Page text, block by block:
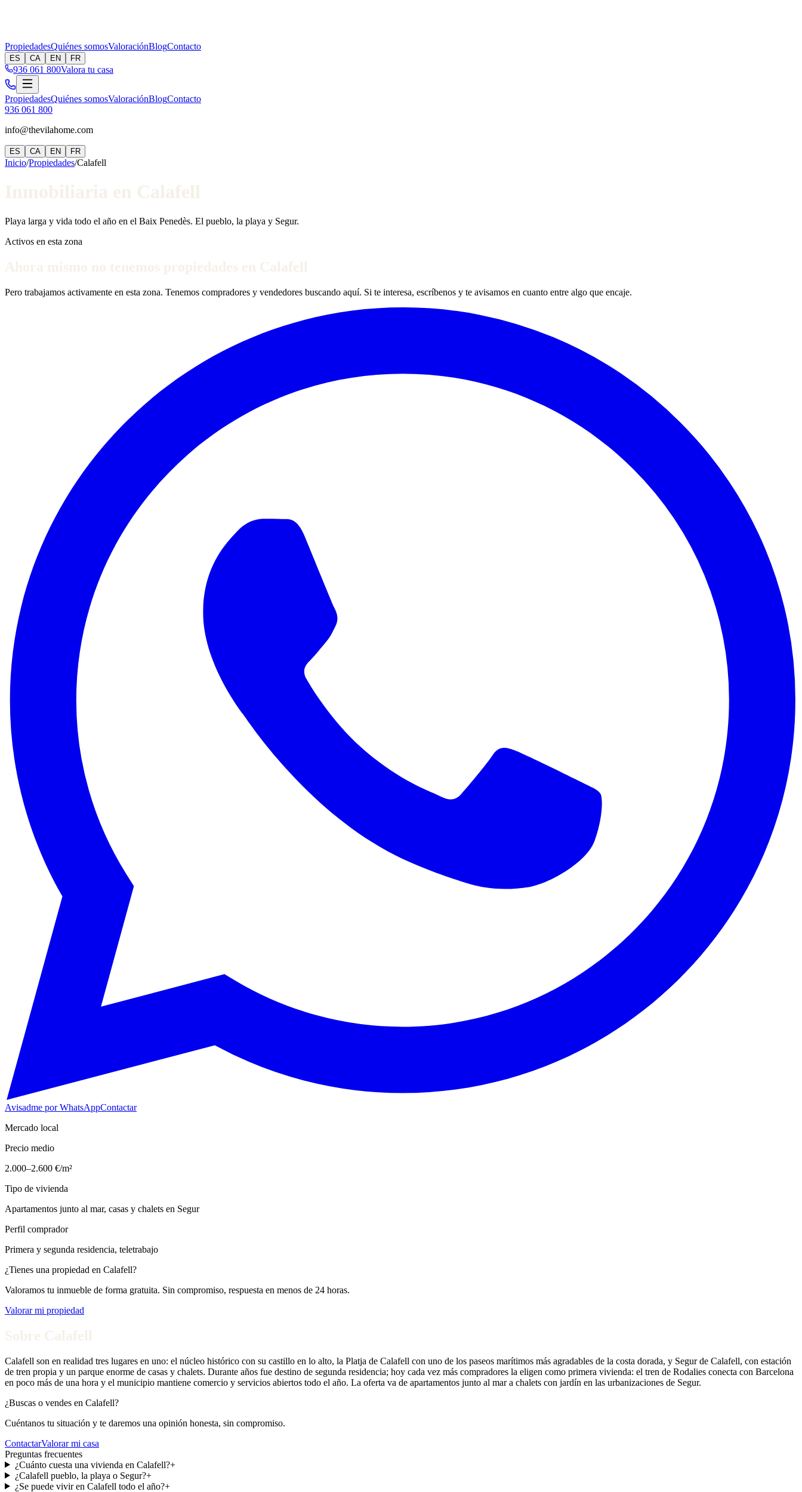
PropiedadesQuiénes somosValoraciónBlogContacto
ES CA EN FR
936 061 800Valora tu casa
PropiedadesQuiénes somosValoraciónBlogContacto
936 061 800
info@thevilahome.com
ES CA EN FR
Inicio/Propiedades/Calafell
Playa larga y vida todo el año en el Baix Penedès. El pueblo, la playa y Segur.
Activos en esta zona
Pero trabajamos activamente en esta zona. Tenemos compradores y vendedores buscando aquí. Si te interesa, escríbenos y te avisamos en cuanto entre algo que encaje.
Avisadme por WhatsAppContactar
Mercado local
Precio medio
2.000–2.600 €/m²
Tipo de vivienda
Apartamentos junto al mar, casas y chalets en Segur
Perfil comprador
Primera y segunda residencia, teletrabajo
¿Tienes una propiedad en Calafell?
Valoramos tu inmueble de forma gratuita. Sin compromiso, respuesta en menos de 24 horas.
Valorar mi propiedad
Calafell son en realidad tres lugares en uno: el núcleo histórico con su castillo en lo alto, la Platja de Calafell con uno de los paseos marítimos más agradables de la costa dorada, y Segur de Calafell, con estación
de tren propia y un parque enorme de casas y chalets. Durante años fue destino de segunda residencia; hoy cada vez más compradores la eligen como primera vivienda: el tren de Rodalies conecta con Barcelona
en poco más de una hora y el municipio mantiene comercio y servicios abiertos todo el año. La oferta va de apartamentos junto al mar a chalets con jardín en las urbanizaciones de Segur.
¿Buscas o vendes en Calafell?
Cuéntanos tu situación y te daremos una opinión honesta, sin compromiso.
ContactarValorar mi casa
Preguntas frecuentes
¿Cuánto cuesta una vivienda en Calafell?+
¿Calafell pueblo, la playa o Segur?+
¿Se puede vivir en Calafell todo el año?+